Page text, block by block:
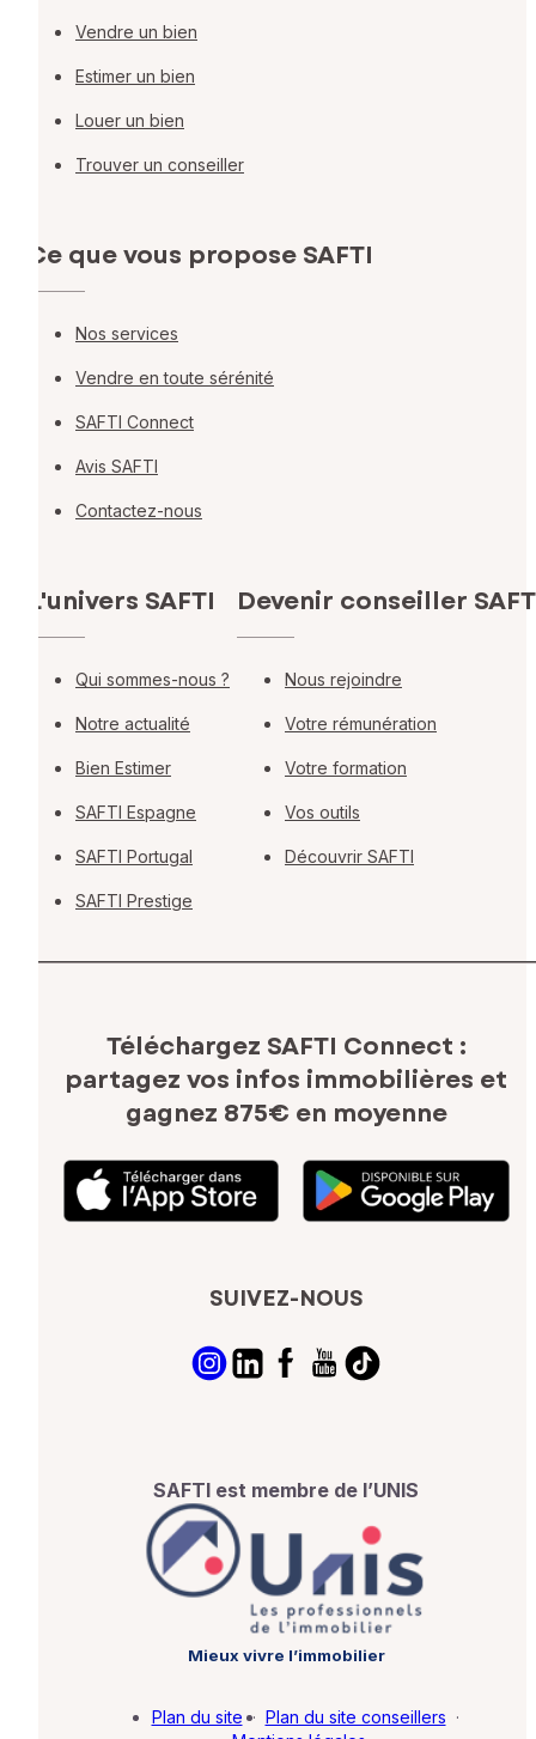
Vendre un bien
Estimer un bien
Louer un bien
Trouver un conseiller
Ce que vous propose SAFTI
Nos services
Vendre en toute sérénité
SAFTI Connect
Avis SAFTI
Contactez-nous
L'univers SAFTI
Qui sommes-nous ?
Notre actualité
Bien Estimer
SAFTI Espagne
SAFTI Portugal
SAFTI Prestige
Devenir conseiller
Nous rejoindre
Votre rémunération
Votre formation
Vos outils
Découvrir SAFTI
Téléchargez SAFTI Connect :
partagez vos infos immobilières et
gagnez 875€ en moyenne
SUIVEZ-NOUS
SAFTI est membre de l’UNIS
Mieux vivre l’immobilier
Plan du site · Plan du site conseillers ·